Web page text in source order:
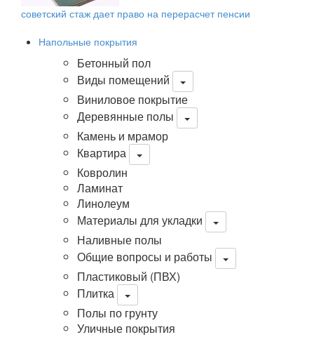
советский стаж дает право на перерасчет пенсии
Напольные покрытия
Бетонный пол
Виды помещений
Виниловое покрытие
Деревянные полы
Камень и мрамор
Квартира
Ковролин
Ламинат
Линолеум
Материалы для укладки
Наливные полы
Общие вопросы и работы
Пластиковый (ПВХ)
Плитка
Полы по грунту
Уличные покрытия